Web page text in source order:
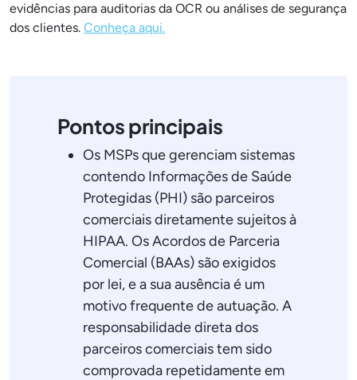
evidências para auditorias da OCR ou análises de segurança
dos clientes. Conheça aqui.
Pontos principais
Os MSPs que gerenciam sistemas
contendo Informações de Saúde
Protegidas (PHI) são parceiros
comerciais diretamente sujeitos à
HIPAA. Os Acordos de Parceria
Comercial (BAAs) são exigidos
por lei, e a sua ausência é um
motivo frequente de autuação. A
responsabilidade direta dos
parceiros comerciais tem sido
comprovada repetidamente em